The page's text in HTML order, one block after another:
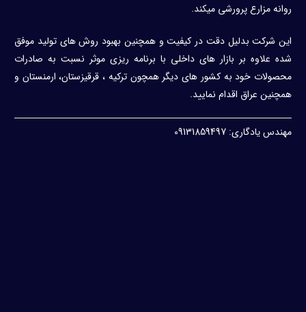
روانه مزارع پرورشی میکند.
این شرکت بدلیل دقت در کیفیت و همچنین بهبود روش های تولید موفق
شده علاوه بر بازار های داخلی با برنامه ریزی موثر نسبت به صادرات
محصولات خود به کشور های دیگر همچون ترکیه ، قرقیزستان، ارمنستان و
همچنین عراق اقدام نمایید.
مهندس یادگاری: 09131859497